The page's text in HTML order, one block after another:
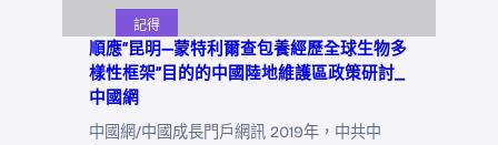
記得
順應“昆明—蒙特利爾查包養經歷全球生物多
樣性框架”目的的中國陸地維護區政策研討_
中國網
中國網/中國成長門戶網訊 2019年，中共中